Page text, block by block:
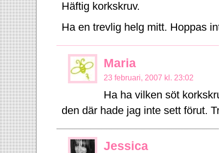
Häftig korkskruv.
Ha en trevlig helg mitt. Hoppas
Maria
23 februari, 2007 kl. 23:02
Ha ha vilken söt
den där hade jag inte sett förut.
Jessica